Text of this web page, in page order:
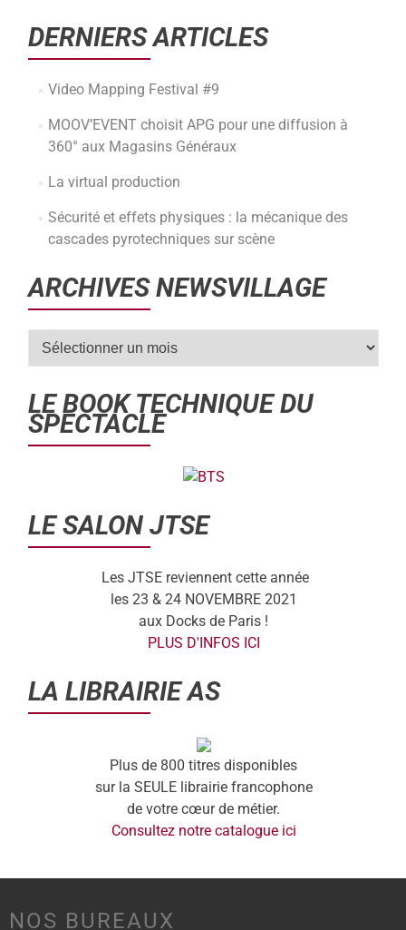
DERNIERS ARTICLES
Video Mapping Festival #9
MOOV’EVENT choisit APG pour une diffusion à
360° aux Magasins Généraux
La virtual production
Sécurité et effets physiques : la mécanique des
cascades pyrotechniques sur scène
ARCHIVES NEWSVILLAGE
LE BOOK TECHNIQUE DU
SPECTACLE
LE SALON JTSE
Les JTSE reviennent cette année
les 23 & 24 NOVEMBRE 2021
aux Docks de Paris !
PLUS D'INFOS ICI
LA LIBRAIRIE AS
Plus de 800 titres disponibles
sur la SEULE librairie francophone
de votre cœur de métier.
Consultez notre catalogue ici
NOS BUREAUX